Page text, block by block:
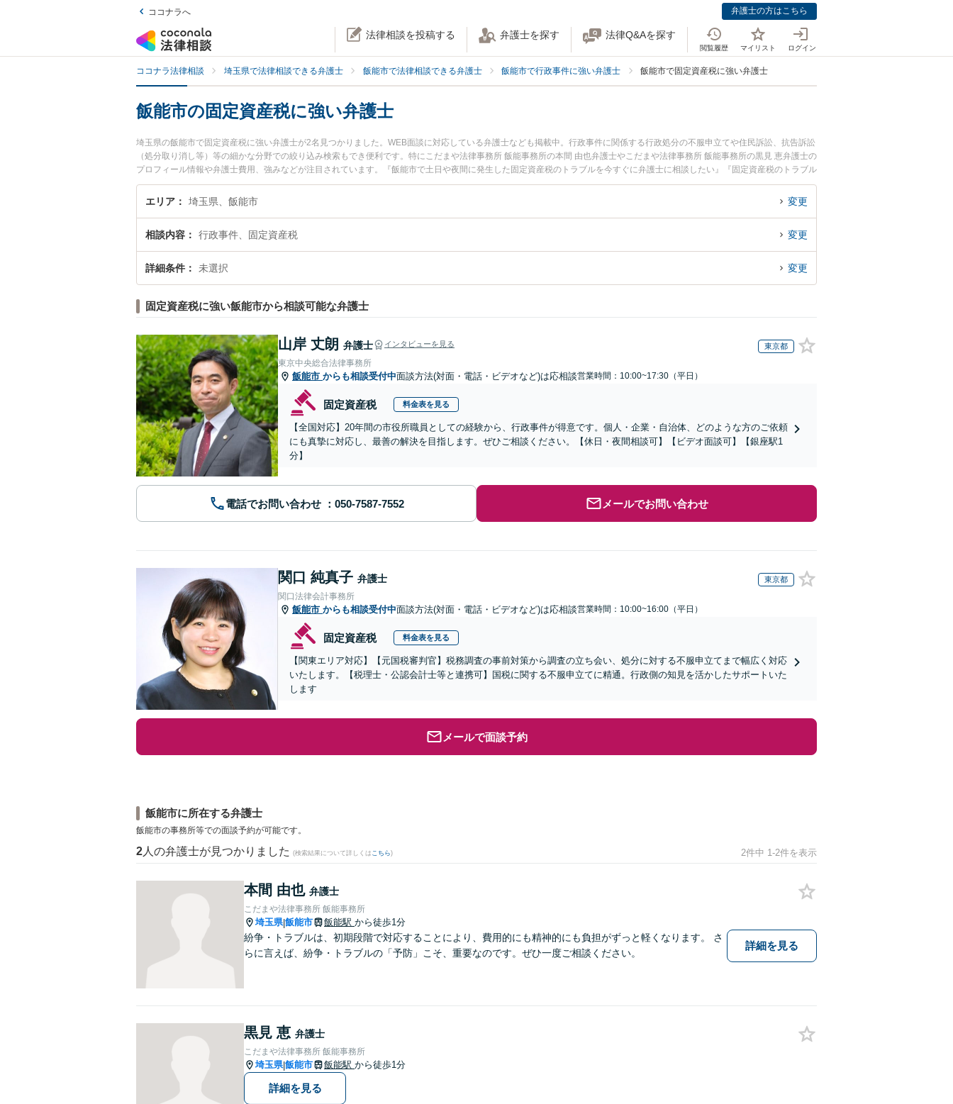
ココナラへ 弁護士の方はこちら
法律相談を投稿する 弁護士を探す 法律Q&Aを探す
閲覧履歴 マイリスト ログイン
ココナラ法律相談 埼玉県で法律相談できる弁護士 飯能市で法律相談できる弁護士 飯能市で行政事件に強い弁護士 飯能市で固定資産税に強い弁護士
飯能市の固定資産税に強い弁護士
埼玉県の飯能市で固定資産税に強い弁護士が2名見つかりました。WEB面談に対応している弁護士なども掲載中。行政事件に関係する行政処分の不服申立てや住民訴訟、抗告訴訟
（処分取り消し等）等の細かな分野での絞り込み検索もでき便利です。特にこだまや法律事務所 飯能事務所の本間 由也弁護士やこだまや法律事務所 飯能事務所の黒見 恵弁護士の
プロフィール情報や弁護士費用、強みなどが注目されています。『飯能市で土日や夜間に発生した固定資産税のトラブルを今すぐに弁護士に相談したい』『固定資産税のトラブル
解決の実績豊富な近くの弁護士を検索したい』『初回相談無料で固定資産税を法律相談できる飯能市内の弁護士に相談予約したい』などでお困りの相談者さんにおすすめです。
エリア 埼玉県、飯能市 変更
相談内容 行政事件、固定資産税 変更
詳細条件 未選択 変更
固定資産税に強い飯能市から相談可能な弁護士
山岸 丈朗 弁護士 インタビューを見る 東京都
東京中央総合法律事務所
飯能市 からも相談受付中面談方法(対面・電話・ビデオなど)は応相談営業時間：10:00~17:30（平日）
固定資産税 料金表を見る
【全国対応】20年間の市役所職員としての経験から、行政事件が得意です。個人・企業・自治体、どのような方のご依頼
にも真摯に対応し、最善の解決を目指します。ぜひご相談ください。【休日・夜間相談可】【ビデオ面談可】【銀座駅1
分】
電話でお問い合わせ メールでお問い合わせ
関口 純真子 弁護士 東京都
関口法律会計事務所
飯能市 からも相談受付中面談方法(対面・電話・ビデオなど)は応相談営業時間：10:00~16:00（平日）
固定資産税 料金表を見る
【関東エリア対応】【元国税審判官】税務調査の事前対策から調査の立ち会い、処分に対する不服申立てまで幅広く対応
いたします。【税理士・公認会計士等と連携可】国税に関する不服申立てに精通。行政側の知見を活かしたサポートいた
します
メールで面談予約
飯能市に所在する弁護士
飯能市の事務所等での面談予約が可能です。
2 人の弁護士が見つかりました (検索結果について詳しくは こちら) 2件中 1-2件を表示
本間 由也 弁護士
こだまや法律事務所 飯能事務所
埼玉県|飯能市 飯能駅 から徒歩1分
紛争・トラブルは、初期段階で対応することにより、費用的にも精神的にも負担がずっと軽くなります。 さ
らに言えば、紛争・トラブルの「予防」こそ、重要なのです。ぜひ一度ご相談ください。
詳細を見る
黒見 恵 弁護士
こだまや法律事務所 飯能事務所
埼玉県|飯能市 飯能駅 から徒歩1分
詳細を見る